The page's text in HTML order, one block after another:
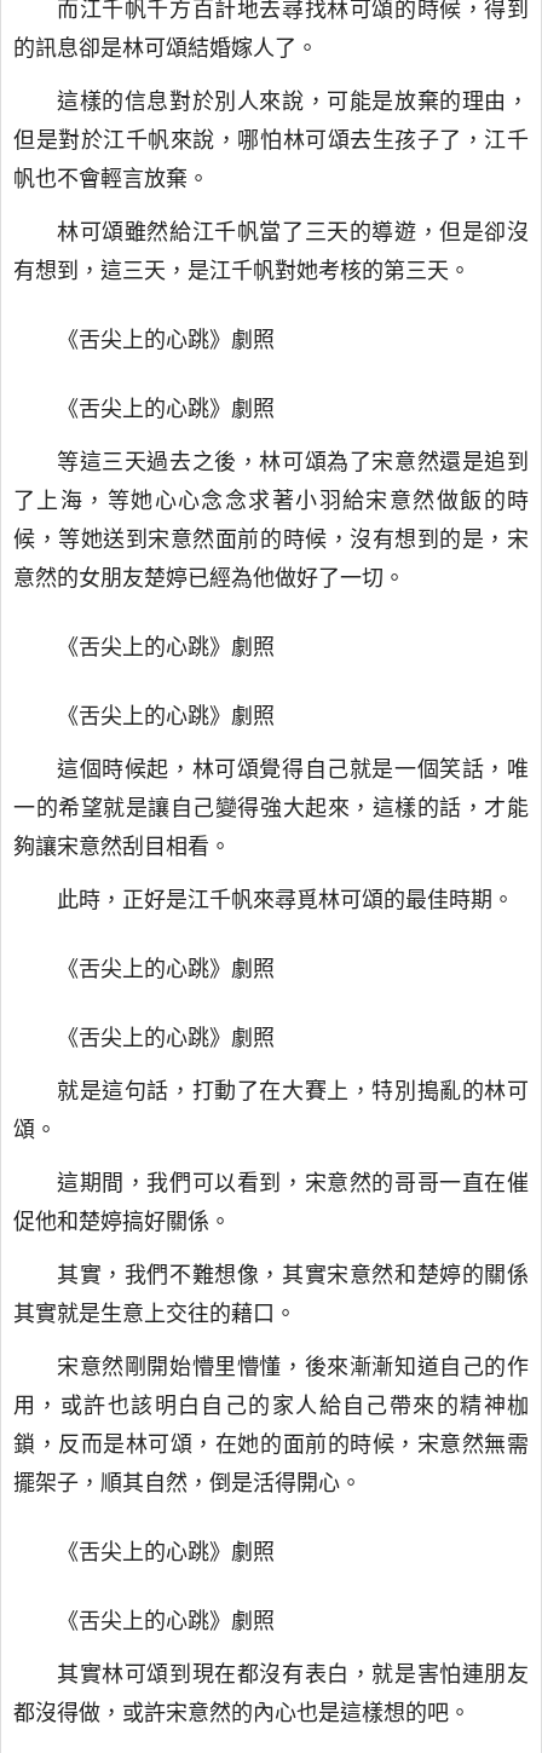
而江千帆千方百計地去尋找林可頌的時候，得到
的訊息卻是林可頌結婚嫁人了。
這樣的信息對於別人來說，可能是放棄的理由，
但是對於江千帆來說，哪怕林可頌去生孩子了，江千
帆也不會輕言放棄。
林可頌雖然給江千帆當了三天的導遊，但是卻沒
有想到，這三天，是江千帆對她考核的第三天。
《舌尖上的心跳》劇照
《舌尖上的心跳》劇照
等這三天過去之後，林可頌為了宋意然還是追到
了上海，等她心心念念求著小羽給宋意然做飯的時
候，等她送到宋意然面前的時候，沒有想到的是，宋
意然的女朋友楚婷已經為他做好了一切。
《舌尖上的心跳》劇照
《舌尖上的心跳》劇照
這個時候起，林可頌覺得自己就是一個笑話，唯
一的希望就是讓自己變得強大起來，這樣的話，才能
夠讓宋意然刮目相看。
此時，正好是江千帆來尋覓林可頌的最佳時期。
《舌尖上的心跳》劇照
《舌尖上的心跳》劇照
就是這句話，打動了在大賽上，特別搗亂的林可
頌。
這期間，我們可以看到，宋意然的哥哥一直在催
促他和楚婷搞好關係。
其實，我們不難想像，其實宋意然和楚婷的關係
其實就是生意上交往的藉口。
宋意然剛開始懵里懵懂，後來漸漸知道自己的作
用，或許也該明白自己的家人給自己帶來的精神枷
鎖，反而是林可頌，在她的面前的時候，宋意然無需
擺架子，順其自然，倒是活得開心。
《舌尖上的心跳》劇照
《舌尖上的心跳》劇照
其實林可頌到現在都沒有表白，就是害怕連朋友
都沒得做，或許宋意然的內心也是這樣想的吧。